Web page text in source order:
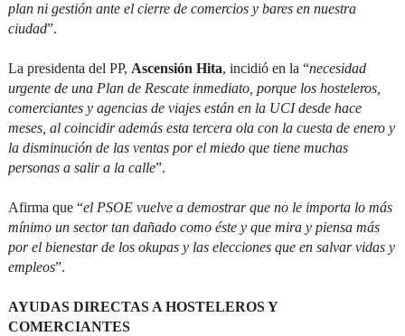
plan ni gestión ante el cierre de comercios y bares en nuestra
ciudad”.
La presidenta del PP, Ascensión Hita, incidió en la “necesidad
urgente de una Plan de Rescate inmediato, porque los hosteleros,
comerciantes y agencias de viajes están en la UCI desde hace
meses, al coincidir además esta tercera ola con la cuesta de enero y
la disminución de las ventas por el miedo que tiene muchas
personas a salir a la calle”.
Afirma que “el PSOE vuelve a demostrar que no le importa lo más
mínimo un sector tan dañado como éste y que mira y piensa más
por el bienestar de los okupas y las elecciones que en salvar vidas y
empleos”.
AYUDAS DIRECTAS A HOSTELEROS Y
COMERCIANTES